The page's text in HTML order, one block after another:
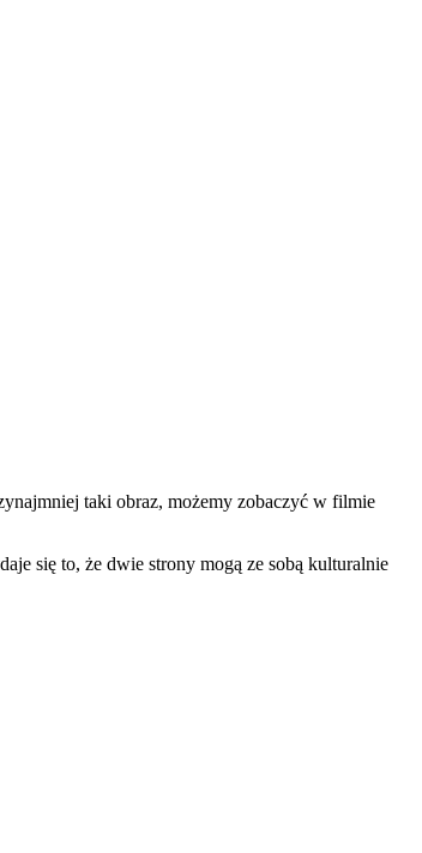
taki obraz, możemy zobaczyć w filmie
się to, że dwie strony mogą ze sobą kulturalnie